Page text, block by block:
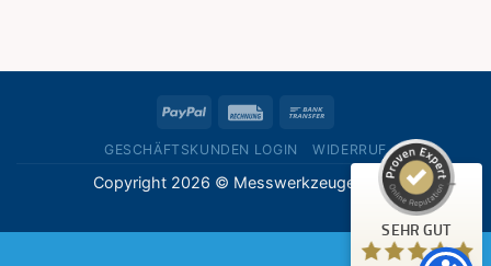
PayPal Rechung
GESCHÄFTSKUNDEN LOGIN WIDERRUF
Copyright 2026 © Messwerkzeuge24.de
SEHR GUT
5,00
/
5,00
1
Bewertung auf ProvenExpert.com